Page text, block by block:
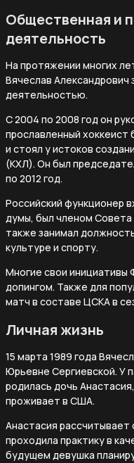
Общественная и
деятельность
На протяжении многих
Вячеслав Александрович
деятельностью.
С 2004 по 2008 год он
прославленный
и стоял у истоков
(КХЛ). Он был
по 2012 год.
Российский функционер
думы, был членом Совета
также занимал
культуре и спорту.
Многие свои инициативы
допингом. Также для
матч в составе ЦСКА в
Личная жизнь
15 марта 1989 года
Юрьевне Сергиевской. У
родилась дочь
проживает в США.
Анастасия рассчитывает
проходила практику в
будущем девушка